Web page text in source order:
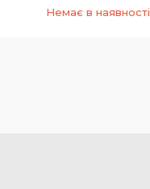
Немає в наявності